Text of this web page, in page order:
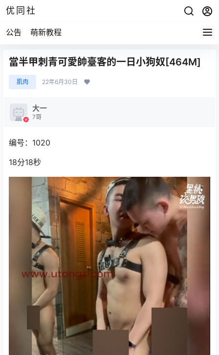
优同社
公告 萌新教程
當半甲刺青可愛帥臺客的一日小狗奴[464M]
肌肉 22年6月30日
大一
7哥
编号：1020
18分18秒